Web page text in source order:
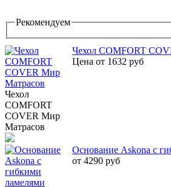
Рекомендуем
Чехол
COMFORT
COVER Мир
Матрасов
Чехол COMFORT
Цена от 1632 руб
Основание Askona с
от 4290 руб